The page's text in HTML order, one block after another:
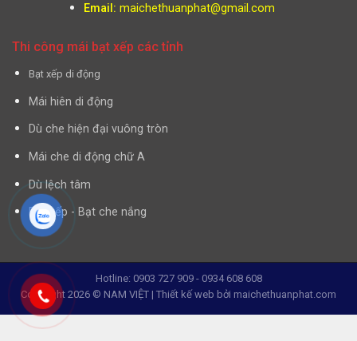
Email: maichethuanphat@gmail.com
Thi công mái bạt xếp các tỉnh
Bạt xếp di động
Mái hiên di động
Dù che hiện đại vuông tròn
Mái che di động chữ A
Dù lệch tâm
Bạt xếp - Bạt che nắng
Hotline: 0903 727 909 - 0934 608 608
Copyright 2026 © NAM VIỆT | Thiết kế web bởi maichethuanphat.com